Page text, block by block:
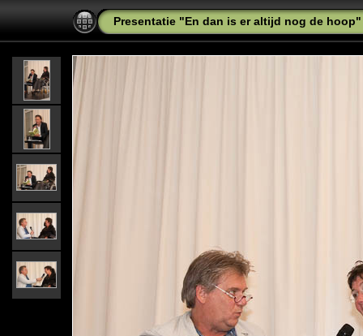
Presentatie "En dan is er altijd nog de hoop"